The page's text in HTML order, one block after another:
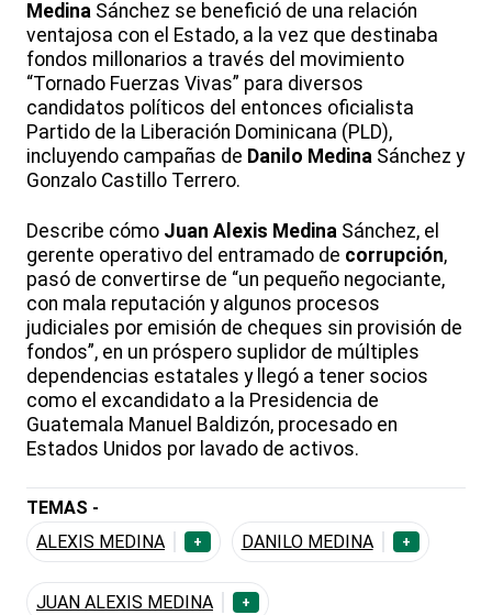
Medina Sánchez se benefició de una relación
ventajosa con el Estado, a la vez que destinaba
fondos millonarios a través del movimiento
“Tornado Fuerzas Vivas” para diversos
candidatos políticos del entonces oficialista
Partido de la Liberación Dominicana (PLD),
incluyendo campañas de Danilo Medina Sánchez y
Gonzalo Castillo Terrero.
Describe cómo Juan Alexis Medina Sánchez, el
gerente operativo del entramado de corrupción,
pasó de convertirse de “un pequeño negociante,
con mala reputación y algunos procesos
judiciales por emisión de cheques sin provisión de
fondos”, en un próspero suplidor de múltiples
dependencias estatales y llegó a tener socios
como el excandidato a la Presidencia de
Guatemala Manuel Baldizón, procesado en
Estados Unidos por lavado de activos.
TEMAS -
ALEXIS MEDINA
+ DANILO MEDINA +
JUAN ALEXIS MEDINA +